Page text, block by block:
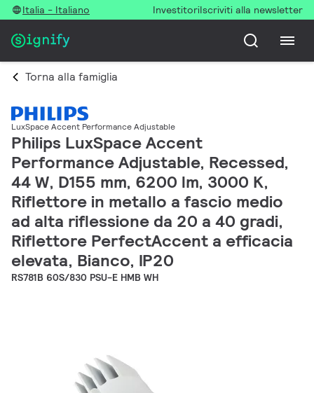
Italia - Italiano InvestitoriIscriviti alla newsletter
Torna alla famiglia
LuxSpace Accent Performance Adjustable
Philips LuxSpace Accent
Performance Adjustable, Recessed,
44 W, D155 mm, 6200 lm, 3000 K,
Riflettore in metallo a fascio medio
ad alta riflessione da 20 a 40 gradi,
Riflettore PerfectAccent a efficacia
elevata, Bianco, IP20
RS781B 60S/830 PSU-E HMB WH